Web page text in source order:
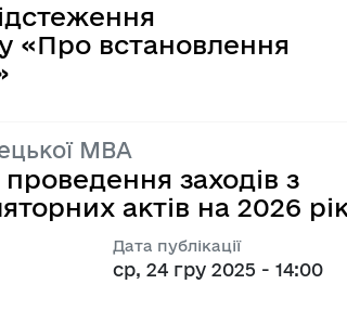
«Про встановлення
МВА
заходів з
актів на 2026
Дата публікації
ср, 24 гру 2025 - 14:00